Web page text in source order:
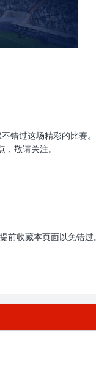
错过这场精彩的比赛
敬请关注。
前收藏本页面以免错过